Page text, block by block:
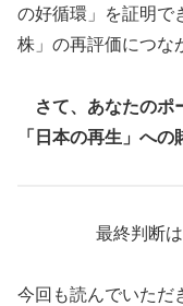
の好循環」を証明で
株」の再評価につな
さて、あなたのポ
「日本の再生」へ
最終判断
今回も読んでいただ